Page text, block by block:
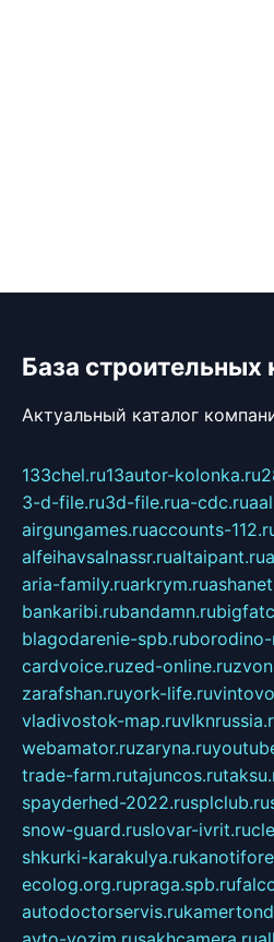
База строительных
Актуальный каталог
133chel.ru13autor-kolonka.ru
3-d-file.ru3d-file.rua-cdc.ru
airgungames.ruaccounts-
alfeihavsalnassr.rualtaipant.ru
aria-family.ruarkrym.ru
bankaribi.rubandamn.ru
blagodarenie-spb.ru
cardvoice.ruzed-online.ru
zarafshan.ruyork-life.ru
vladivostok-map.ru
webamator.ruzaryna.ru
trade-farm.rutajuncos.ru
spayderhed-2022.rusplclub.ru
snow-guard.ruslovar-ivrit.ru
shkurki-karakulya.ru
ecolog.org.rupraga.spb.ru
autodoctorservis.ru